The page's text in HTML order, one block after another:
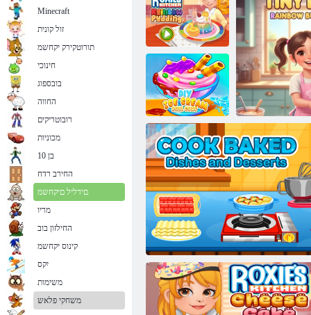
עוגת גזר
ןנעב תשק גנידופ
:יסקור לש
חבטמה
ינייט
DIY הדילג לילג
טורח
Minecraft
זול קונית
תורוטקירק יקחשמ
חינוכי
בובספוג
החווה
רובוטריקים
מכוניות
בן 10
החירב רדח
םידליל םיקחשמ
מריו
החילזון בוב
קינוס יקחשמ
יִקס
משימות
משחקי פלאש